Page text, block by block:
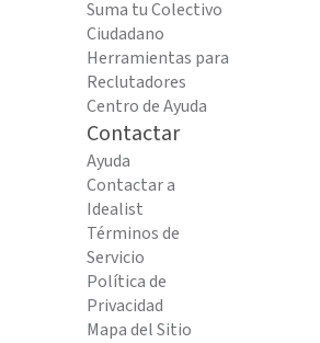
Suma tu Colectivo
Ciudadano
Herramientas para
Reclutadores
Centro de Ayuda
Contactar
Ayuda
Contactar a
Idealist
Términos de
Servicio
Política de
Privacidad
Mapa del Sitio